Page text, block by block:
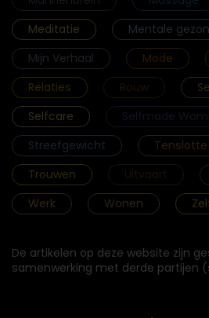
Meditatie
Mentale
Mijn Verhaal
Mode
Relaties
Rouw
Selfcare
Selfmade
Streefgewicht
Trouwen
Uitvaart
Werk
Wonen
De artikelen op deze website zijn
samenwerking met derde partijen